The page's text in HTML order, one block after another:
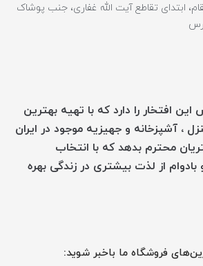
ابتدای تقاطع آیت الله غفاری، جنب پوشاک
افتخار را دارد که با تهیه بهترین
، آشپزخانه و جهیزیه موجود در ایران
محترم بدهد که با انتخاب
از لذت بیشتری در زندگی بهره
فروشگاه ما باخبر شوید: